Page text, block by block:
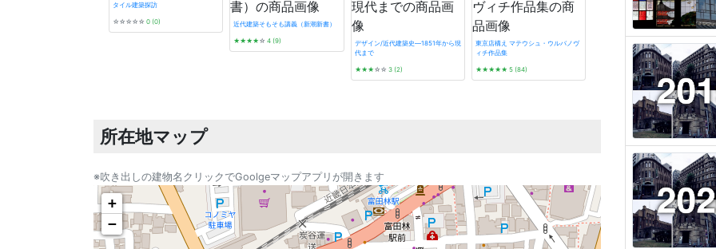
タイル建築探訪
☆☆☆☆☆ 0 (0) 近代建築そもそも講義（新潮新書）
★★★★☆ 4 (9)
デザイン/近代建築史―1851年から現
代まで
★★★☆☆ 3 (2)
東京店構え マテウシュ・ウルバノヴ
ィチ作品集
★★★★★5 (84)
神戸・大阪・京都レトロ建築さんぽ
4 (7)
所在地マップ
※吹き出しの建物名クリックでGoolgeマップアプリが開きます
+
−